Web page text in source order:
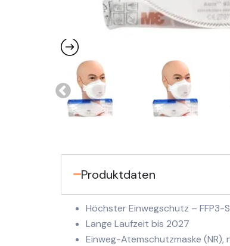
Produktdaten
Höchster Einwegschutz – FFP3-
Lange Laufzeit bis 2027
Einweg-Atemschutzmaske